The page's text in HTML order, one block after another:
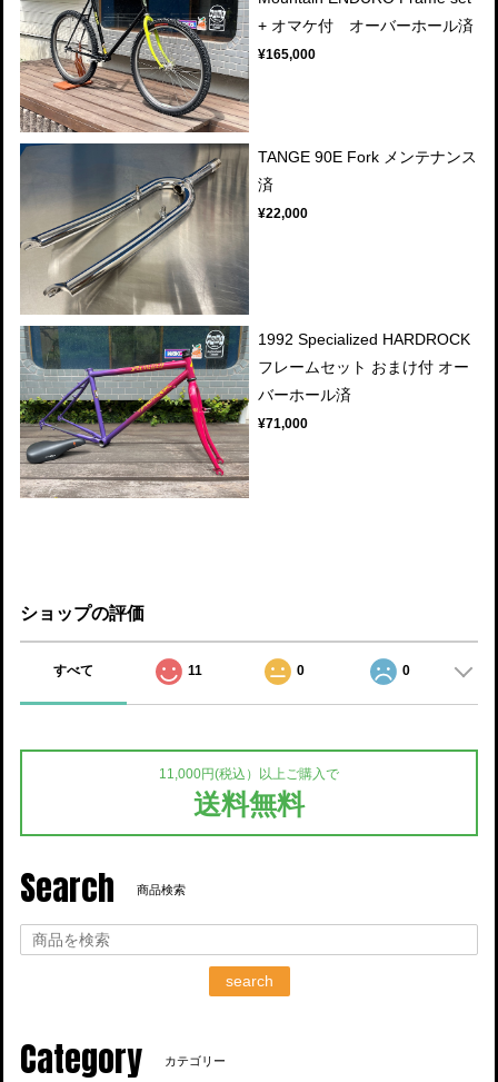
+ オマケ付 オーバーホール済
¥165,000
TANGE 90E Fork メンテナンス
済
¥22,000
1992 Specialized HARDROCK
フレームセット おまけ付 オー
バーホール済
¥71,000
ショップの評価
すべて 11 0 0
11,000円(税込）以上ご購入で
送料無料
Search 商品検索
search
Category カテゴリー